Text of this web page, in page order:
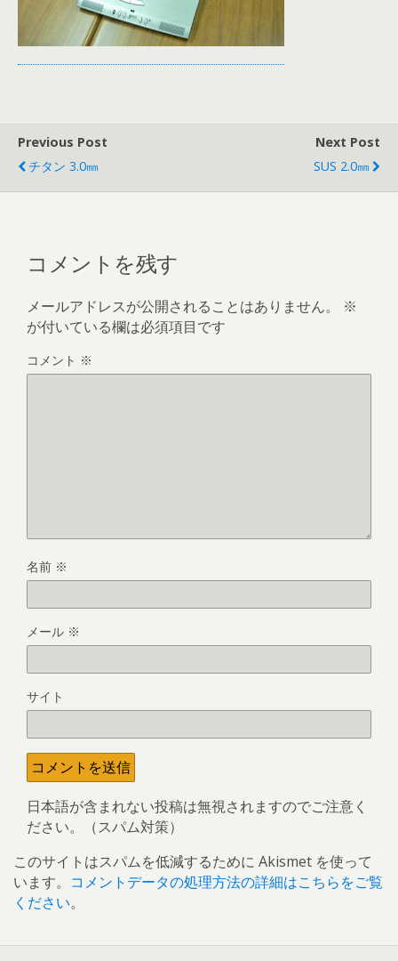
Previous Post
チタン 3.0㎜
Next Post
SUS 2.0㎜
コメントを残す
メールアドレスが公開されることはありません。
※
が付いている欄は必須項目です
コメント ※
名前 ※
メール ※
サイト
日本語が含まれない投稿は無視されますのでご注意く
ださい。（スパム対策）
このサイトはスパムを低減するために Akismet を使って
います。 コメントデータの処理方法の詳細はこちらをご覧
ください。